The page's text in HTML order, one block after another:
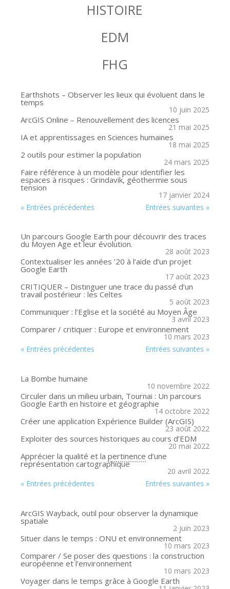
HISTOIRE
EDM
FHG
Earthshots – Observer les lieux qui évoluent dans le
temps
10 juin 2025
ArcGIS Online – Renouvellement des licences
21 mai 2025
IA et apprentissages en Sciences humaines
18 mai 2025
2 outils pour estimer la population
24 mars 2025
Faire référence à un modèle pour identifier les
espaces à risques : Grindavik, géothermie sous
tension
17 janvier 2024
« Entrées précédentes
Entrées suivantes »
Un parcours Google Earth pour découvrir des traces
du Moyen Age et leur évolution.
28 août 2023
Contextualiser les années ’20 à l’aide d’un projet
Google Earth
17 août 2023
CRITIQUER – Distinguer une trace du passé d’un
travail postérieur : les Celtes
5 août 2023
Communiquer : l’Eglise et la société au Moyen Âge
3 avril 2023
Comparer / critiquer : Europe et environnement
10 mars 2023
« Entrées précédentes
Entrées suivantes »
La Bombe humaine
10 novembre 2022
Circuler dans un milieu urbain, Tournai : Un parcours
Google Earth en histoire et géographie
14 octobre 2022
Créer une application Expérience Builder (ArcGIS)
23 août 2022
Exploiter des sources historiques au cours d’EDM
20 mai 2022
Apprécier la qualité et lapertinence d’une
représentation cartographique
20 avril 2022
« Entrées précédentes
Entrées suivantes »
ArcGIS Wayback, outil pour observer la dynamique
spatiale
2 juin 2023
Situer dans le temps : ONU et environnement
10 mars 2023
Comparer / Se poser des questions : la construction
européenne et l’environnement
10 mars 2023
Voyager dans le temps grâce à Google Earth